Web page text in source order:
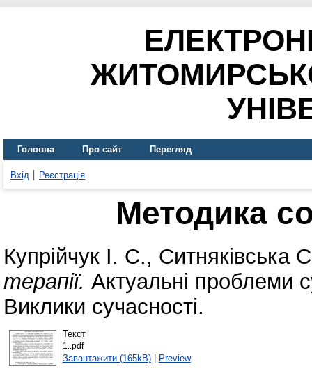
Головна Про сайт Перегляд
Вхід Реєстрація
Методика
Купрійчук І. С., Ситняківська
терапії. Актуальні проблеми
Виклики сучасності.
Текст
1..pdf
Завантажити (165kB)| Preview